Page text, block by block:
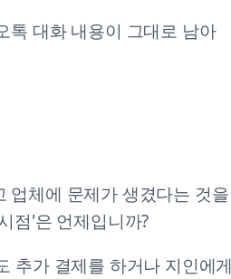
톡 대화 내용이 그대로 남아
업체에 문제가 생겼다는 것을
점'은 언제입니까?
추가 결제를 하거나 지인에